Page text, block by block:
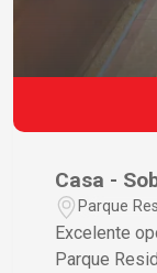
Garanta já
Casa -
Parque
Excelente
Parque